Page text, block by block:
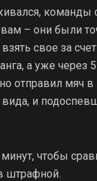
команды
– они были
свое за
а уже через
отправил мяч
вида, и
чтобы
штрафной.